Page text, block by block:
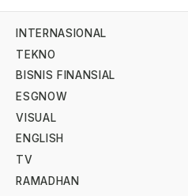
INTERNASIONAL
TEKNO
BISNIS FINANSIAL
ESGNOW
VISUAL
ENGLISH
TV
RAMADHAN